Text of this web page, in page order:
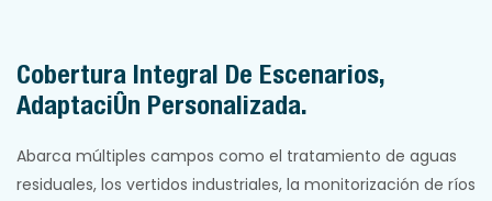
Cobertura Integral De Escenarios,
Adaptación Personalizada.
Abarca múltiples campos como el tratamiento de aguas
residuales, los vertidos industriales, la monitorización de ríos